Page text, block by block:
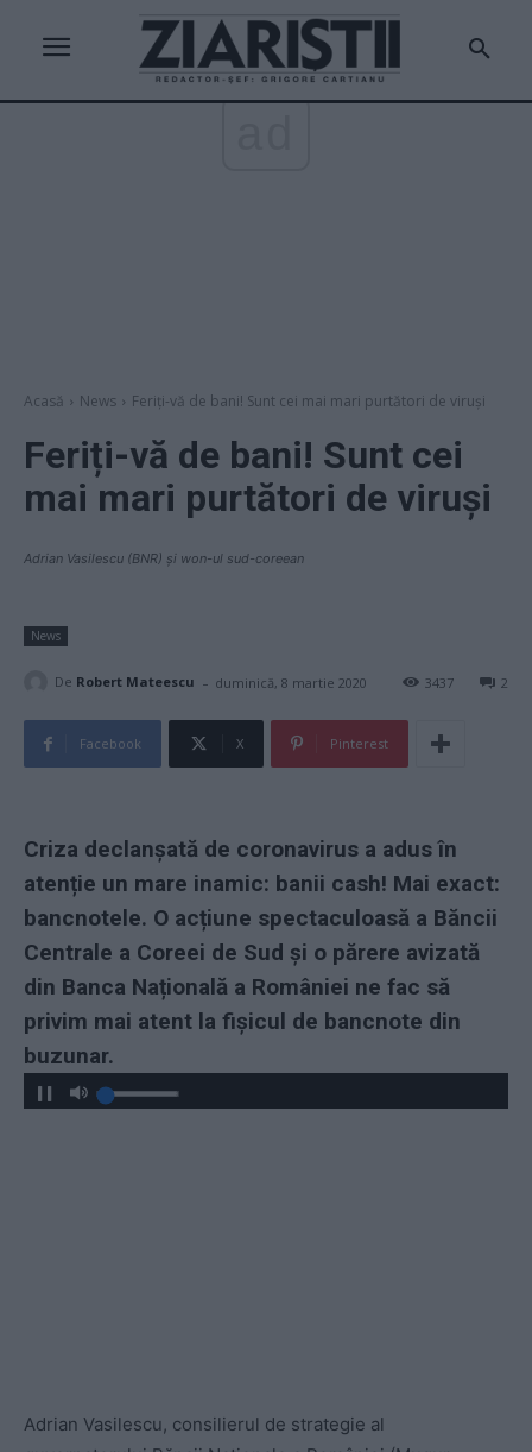
Acasă News Feriți-vă de bani! Sunt cei mai mari purtători de viruși
Feriți-vă de bani! Sunt cei
mai mari purtători de viruși
Adrian Vasilescu (BNR) și won-ul sud-coreean
News
De Robert Mateescu - duminică, 8 martie 2020 2
3437
Facebook X Pinterest
Criza declanșată de coronavirus a adus în
atenție un mare inamic: banii cash! Mai exact:
bancnotele. O acțiune spectaculoasă a Băncii
Centrale a Coreei de Sud și o părere avizată
din Banca Națională a României ne fac să
privim mai atent la fișicul de bancnote din
buzunar.
Adrian Vasilescu, consilierul de strategie al